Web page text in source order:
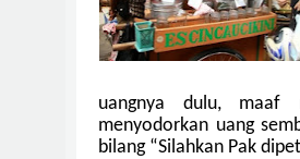
uangnya dulu, maaf
menyodorkan uang
bilang “Silahkan Pak